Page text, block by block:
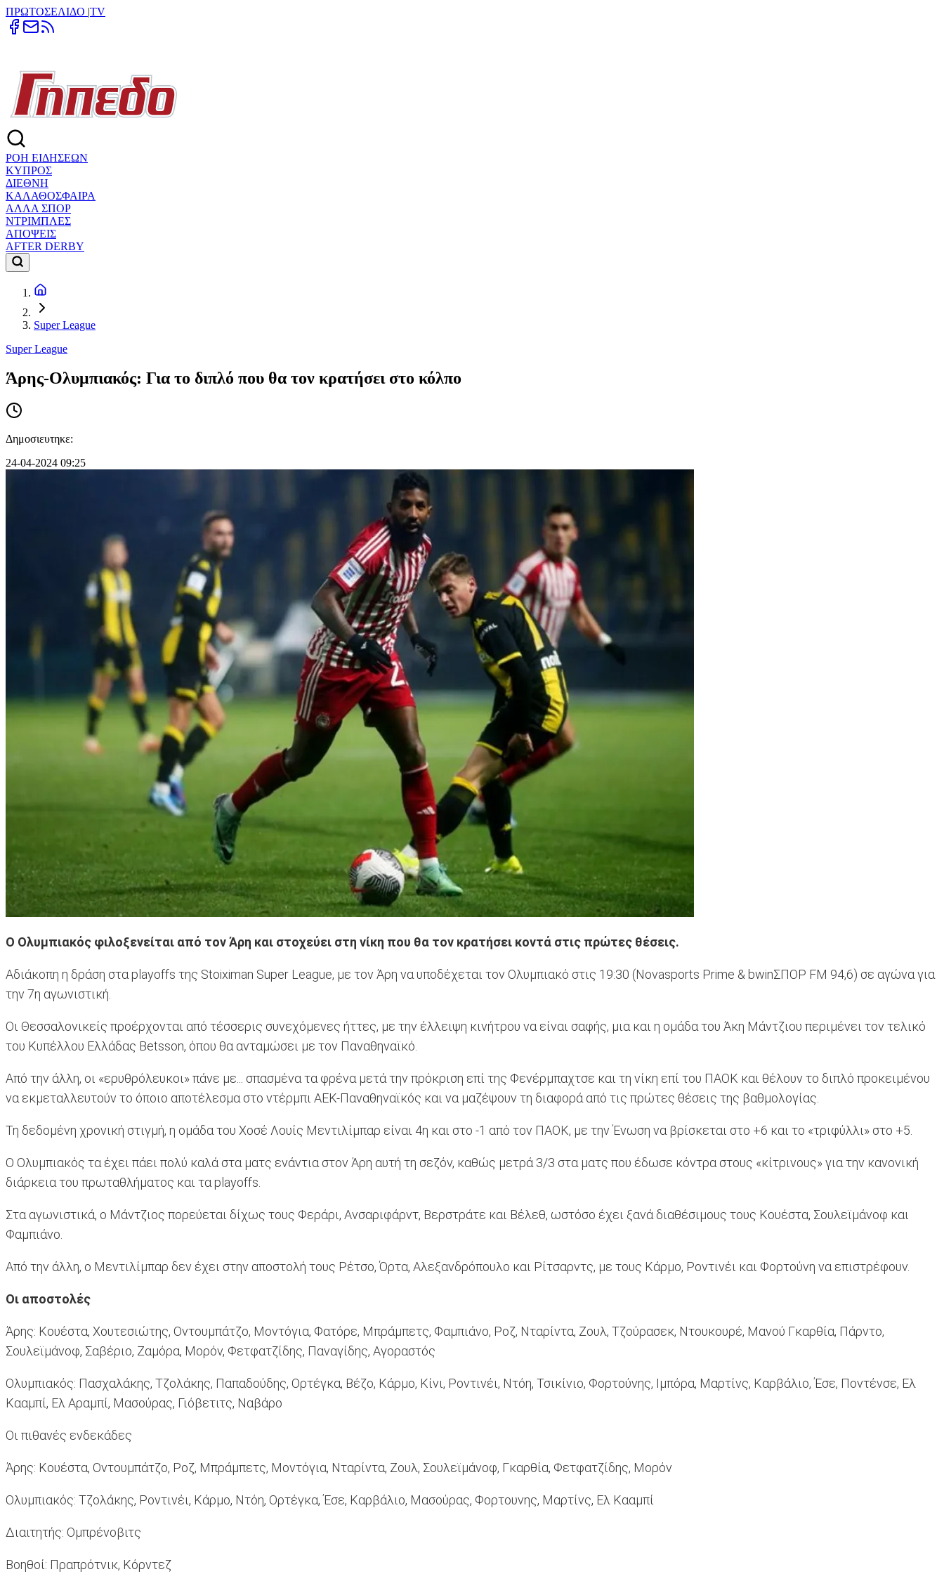
ΠΡΩΤΟΣΕΛΙΔΟ |TV
ΡΟΗ ΕΙΔΗΣΕΩΝ
ΚΥΠΡΟΣ
ΔΙΕΘΝΗ
ΚΑΛΑΘΟΣΦΑΙΡΑ
ΑΛΛΑ ΣΠΟΡ
ΝΤΡΙΜΠΛΕΣ
ΑΠΟΨΕΙΣ
AFTER DERBY
Super League
Super League
Άρης-Ολυμπιακός: Για το διπλό που θα τον κρατήσει στο κόλπο
Δημοσιευτηκε:
24-04-2024 09:25
Ο Ολυμπιακός φιλοξενείται από τον Άρη και στοχεύει στη νίκη που θα τον κρατήσει κοντά στις πρώτες θέσεις.
Αδιάκοπη η δράση στα playoffs της Stoiximan Super League, με τον Άρη να υποδέχεται τον Ολυμπιακό στις 19:30 (Novasports Prime & bwinΣΠΟΡ FM 94,6) σε αγώνα για
την 7η αγωνιστική.
Οι Θεσσαλονικείς προέρχονται από τέσσερις συνεχόμενες ήττες, με την έλλειψη κινήτρου να είναι σαφής, μια και η ομάδα του Άκη Μάντζιου περιμένει τον τελικό
του Κυπέλλου Ελλάδας Betsson, όπου θα ανταμώσει με τον Παναθηναϊκό.
Από την άλλη, οι «ερυθρόλευκοι» πάνε με... σπασμένα τα φρένα μετά την πρόκριση επί της Φενέρμπαχτσε και τη νίκη επί του ΠΑΟΚ και θέλουν το διπλό προκειμένου
να εκμεταλλευτούν το όποιο αποτέλεσμα στο ντέρμπι ΑΕΚ-Παναθηναϊκός και να μαζέψουν τη διαφορά από τις πρώτες θέσεις της βαθμολογίας.
Τη δεδομένη χρονική στιγμή, η ομάδα του Χοσέ Λουίς Μεντιλίμπαρ είναι 4η και στο -1 από τον ΠΑΟΚ, με την Ένωση να βρίσκεται στο +6 και το «τριφύλλι» στο +5.
Ο Ολυμπιακός τα έχει πάει πολύ καλά στα ματς ενάντια στον Άρη αυτή τη σεζόν, καθώς μετρά 3/3 στα ματς που έδωσε κόντρα στους «κίτρινους» για την κανονική
διάρκεια του πρωταθλήματος και τα playoffs.
Στα αγωνιστικά, ο Μάντζιος πορεύεται δίχως τους Φεράρι, Ανσαριφάρντ, Βερστράτε και Βέλεθ, ωστόσο έχει ξανά διαθέσιμους τους Κουέστα, Σουλεϊμάνοφ και
Φαμπιάνο.
Από την άλλη, ο Μεντιλίμπαρ δεν έχει στην αποστολή τους Ρέτσο, Όρτα, Αλεξανδρόπουλο και Ρίτσαρντς, με τους Κάρμο, Ροντινέι και Φορτούνη να επιστρέφουν.
Οι αποστολές
Άρης: Κουέστα, Χουτεσιώτης, Οντουμπάτζο, Μοντόγια, Φατόρε, Μπράμπετς, Φαμπιάνο, Ροζ, Νταρίντα, Ζουλ, Τζούρασεκ, Ντουκουρέ, Μανού Γκαρθία, Πάρντο,
Σουλεϊμάνοφ, Σαβέριο, Ζαμόρα, Μορόν, Φετφατζίδης, Παναγίδης, Αγοραστός
Ολυμπιακός: Πασχαλάκης, Τζολάκης, Παπαδούδης, Ορτέγκα, Βέζο, Κάρμο, Κίνι, Ροντινέι, Ντόη, Τσικίνιο, Φορτούνης, Ιμπόρα, Μαρτίνς, Καρβάλιο, Έσε, Ποντένσε, Ελ
Κααμπί, Ελ Αραμπί, Μασούρας, Γιόβετιτς, Ναβάρο
Οι πιθανές ενδεκάδες
Άρης: Κουέστα, Οντουμπάτζο, Ροζ, Μπράμπετς, Μοντόγια, Νταρίντα, Ζουλ, Σουλεϊμάνοφ, Γκαρθία, Φετφατζίδης, Μορόν
Ολυμπιακός: Τζολάκης, Ροντινέι, Κάρμο, Ντόη, Ορτέγκα, Έσε, Καρβάλιο, Μασούρας, Φορτουνης, Μαρτίνς, Ελ Κααμπί
Διαιτητής: Ομπρένοβιτς
Βοηθοί: Πραπρότνικ, Κόρντεζ